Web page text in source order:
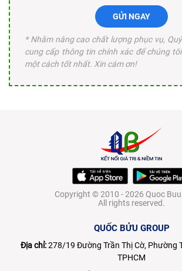
GỬI NGAY
* Nhằm nâng cao chất lượng phục vụ,
cung cấp thông tin chính xác để chúng
một cách tốt nhất. Xin cám ơn!
Copyright © 2010 - 2026 Quoc
All rights reserved.
QUỐC BỬU GROUP
Địa chỉ:278/19 Đường Trần Thị Cờ, Phường
TPHCM